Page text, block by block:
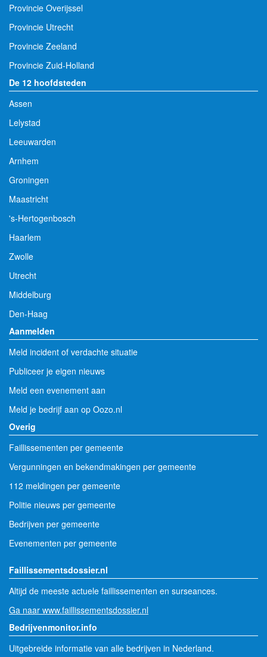
Provincie Overijssel
Provincie Utrecht
Provincie Zeeland
Provincie Zuid-Holland
De 12 hoofdsteden
Assen
Lelystad
Leeuwarden
Arnhem
Groningen
Maastricht
's-Hertogenbosch
Haarlem
Zwolle
Utrecht
Middelburg
Den-Haag
Aanmelden
Meld incident of verdachte situatie
Publiceer je eigen nieuws
Meld een evenement aan
Meld je bedrijf aan op Oozo.nl
Overig
Faillissementen per gemeente
Vergunningen en bekendmakingen per gemeente
112 meldingen per gemeente
Politie nieuws per gemeente
Bedrijven per gemeente
Evenementen per gemeente
Faillissementsdossier.nl
Altijd de meeste actuele faillissementen en surseances.
Ga naar www.faillissementsdossier.nl
Bedrijvenmonitor.info
Uitgebreide informatie van alle bedrijven in Nederland.